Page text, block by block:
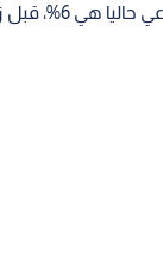
6%، قبل زيادتها في القانون الجديد .